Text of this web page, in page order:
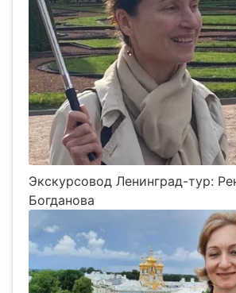
Экскурсовод Ленинград-тур:
Богданова